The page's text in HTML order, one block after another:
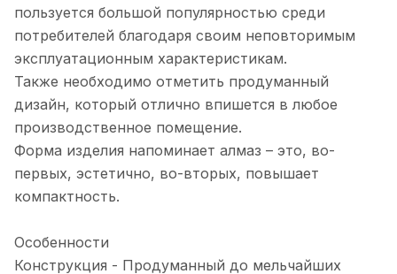
пользуется большой популярностью среди
потребителей благодаря своим неповторимым
эксплуатационным характеристикам.
Также необходимо отметить продуманный
дизайн, который отлично впишется в любое
производственное помещение.
Форма изделия напоминает алмаз – это, во-
первых, эстетично, во-вторых, повышает
компактность.
Особенности
Конструкция - Продуманный до мельчайших